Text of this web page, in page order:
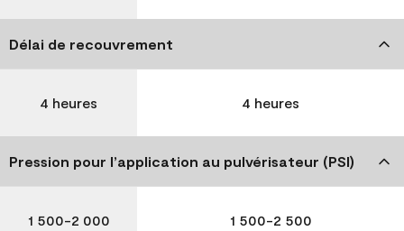
Délai de recouvrement
4 heures 4 heures
Pression pour l’application au pulvérisateur (PSI)
1 500-2 000 1 500-2 500